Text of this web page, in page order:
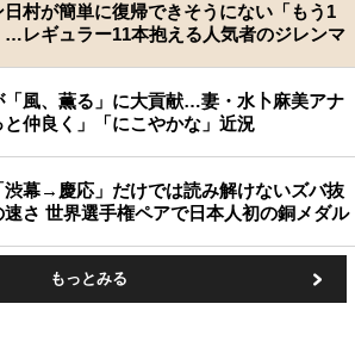
村が簡単に復帰できそうにない「もう1
…レギュラー11本抱える人気者のジレンマ
「風、薫る」に大貢献…妻・水卜麻美アナ
と仲良く」「にこやかな」近況
渋幕→慶応」だけでは読み解けないズバ抜
速さ 世界選手権ペアで日本人初の銅メダル
もっとみる